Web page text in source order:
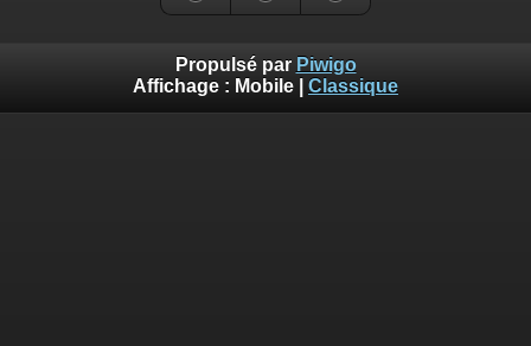
Propulsé par Piwigo
Affichage : Mobile Classique